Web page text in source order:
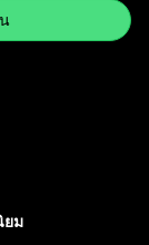
ยม